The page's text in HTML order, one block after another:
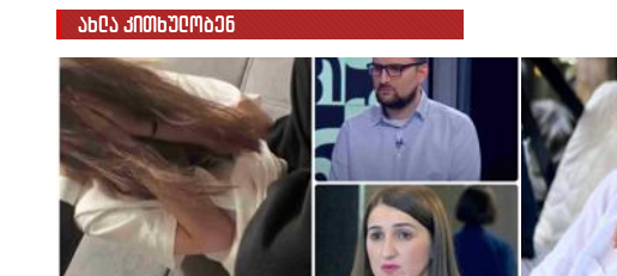
ახლა კითხულობენ